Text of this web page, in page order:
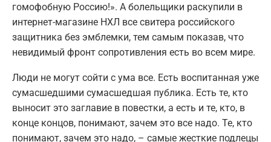
гомофобную Россию!». А болельщики раскупили в
интернет-магазине НХЛ все свитера российского
защитника без эмблемки, тем самым показав, что
невидимый фронт сопротивления есть во всем мире.
Люди не могут сойти с ума все. Есть воспитанная уже
сумасшедшими сумасшедшая публика. Есть те, кто
выносит это заглавие в повестки, а есть и те, кто, в
конце концов, понимают, зачем это все надо. Те, кто
понимают, зачем это надо, – самые жесткие подлецы